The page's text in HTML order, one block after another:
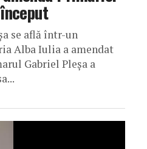
se află într-un
Alba Iulia a amendat
Gabriel Pleșa a